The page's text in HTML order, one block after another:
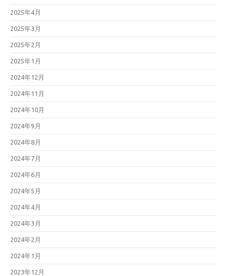
2025年4月
2025年3月
2025年2月
2025年1月
2024年12月
2024年11月
2024年10月
2024年9月
2024年8月
2024年7月
2024年6月
2024年5月
2024年4月
2024年3月
2024年2月
2024年1月
2023年12月